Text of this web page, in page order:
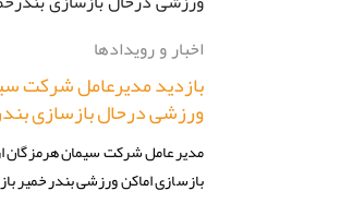
اخبار و رویدادها
بازدید مدیرعامل شرکت
ورزشی درحال بازسازی
مدیرعامل شرکت سیمان هرمزگان
بازسازی اماکن ورزشی بندرخمیر